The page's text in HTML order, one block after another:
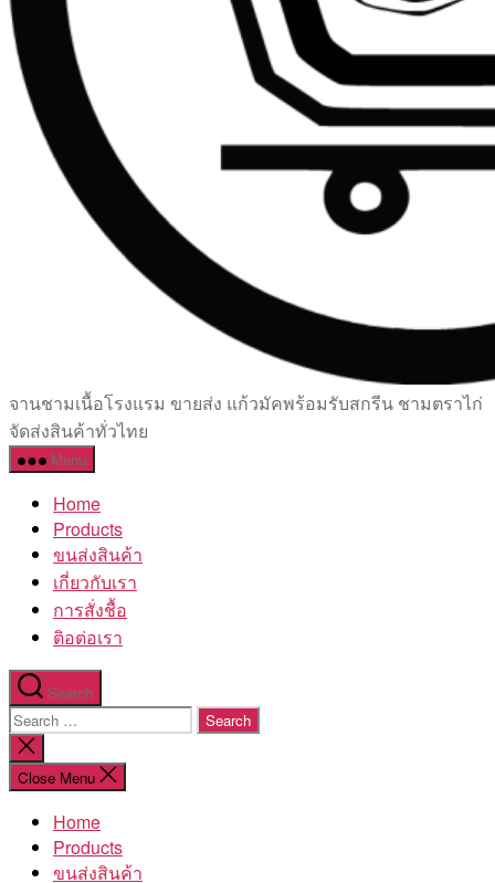
เซรามิค
ครบ
ครัน
โรงงาน
จานชามเนื้อโรงแรม ขายส่ง แก้วมัคพร้อมรับสกรีน ชามตราไก่
จัดส่งสินค้าทั่วไทย
Menu
Home
Products
ขนส่งสินค้า
เกี่ยวกับเรา
การสั่งชื้อ
ติอต่อเรา
Search
Search
for:
Close
search
Close Menu
Home
Products
ขนส่งสินค้า